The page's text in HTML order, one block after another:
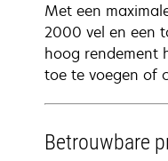
Met een
2000 vel en een
hoog rendement
toe te voegen of
Betrouwbare